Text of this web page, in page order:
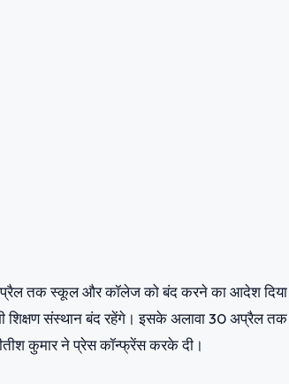
अप्रैल तक स्कूल और कॉलेज को बंद करने का आदेश
शिक्षण संस्थान बंद रहेंगे। इसके अलावा 30 अप्रैल तक
कुमार ने प्रेस कॉन्फ्रेंस करके दी।